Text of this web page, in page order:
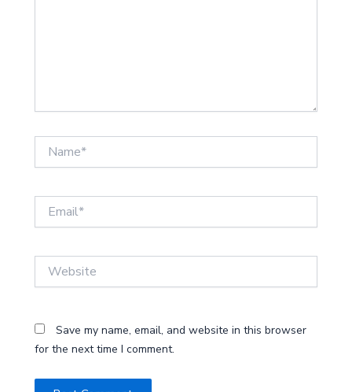
Save my name, email, and website in this browser
for the next time I comment.